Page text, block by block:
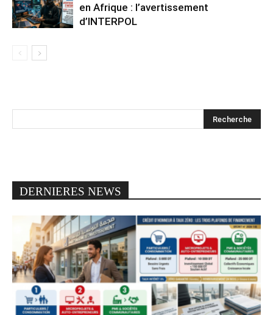
en Afrique : l’avertissement
d’INTERPOL
DERNIERES NEWS